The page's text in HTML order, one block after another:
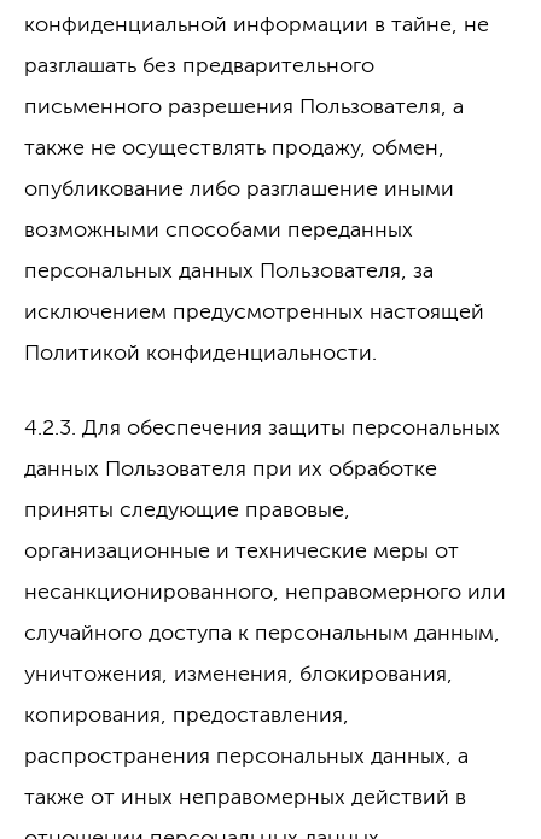
конфиденциальной информации в тайне, не
разглашать без предварительного
письменного разрешения Пользователя, а
также не осуществлять продажу, обмен,
опубликование либо разглашение иными
возможными способами переданных
персональных данных Пользователя, за
исключением предусмотренных настоящей
Политикой конфиденциальности.
4.2.3. Для обеспечения защиты персональных
данных Пользователя при их обработке
приняты следующие правовые,
организационные и технические меры от
несанкционированного, неправомерного или
случайного доступа к персональным данным,
уничтожения, изменения, блокирования,
копирования, предоставления,
распространения персональных данных, а
также от иных неправомерных действий в